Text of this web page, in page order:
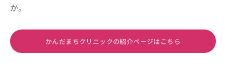
か。
かんだまちクリニックの紹介ページはこちら